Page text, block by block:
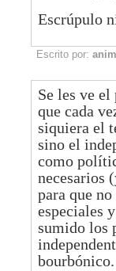
Escrúpulo
Escrito por: anim
Se les ve
que cada
siquiera el
sino el
como
necesarios
para que
especiales
sumido los
bourbónico.